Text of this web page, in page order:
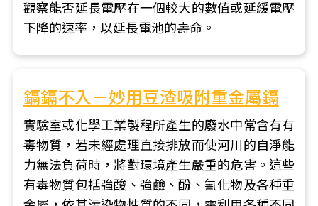
觀察能否延長電壓在一個較大的數值或延緩電壓
下降的速率，以延長電池的壽命。
鎘鎘不入－妙用豆渣吸附重金屬鎘
實驗室或化學工業製程所產生的廢水中常含有有
毒物質，若未經處理直接排放而使河川的自淨能
力無法負荷時，將對環境產生嚴重的危害。這些
有毒物質包括強酸、強鹼、酚、氰化物及各種重